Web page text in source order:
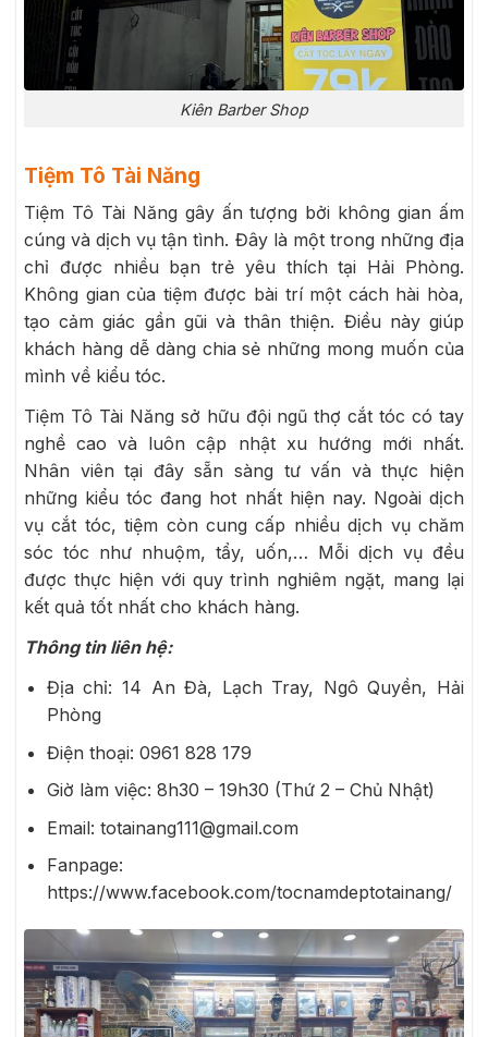
Kiên Barber Shop
Tiệm Tô Tài Năng
Tiệm Tô Tài Năng gây ấn tượng bởi không gian ấm
cúng và dịch vụ tận tình. Đây là một trong những địa
chỉ được nhiều bạn trẻ yêu thích tại Hải Phòng.
Không gian của tiệm được bài trí một cách hài hòa,
tạo cảm giác gần gũi và thân thiện. Điều này giúp
khách hàng dễ dàng chia sẻ những mong muốn của
mình về kiểu tóc.
Tiệm Tô Tài Năng sở hữu đội ngũ thợ cắt tóc có tay
nghề cao và luôn cập nhật xu hướng mới nhất.
Nhân viên tại đây sẵn sàng tư vấn và thực hiện
những kiểu tóc đang hot nhất hiện nay. Ngoài dịch
vụ cắt tóc, tiệm còn cung cấp nhiều dịch vụ chăm
sóc tóc như nhuộm, tẩy, uốn,… Mỗi dịch vụ đều
được thực hiện với quy trình nghiêm ngặt, mang lại
kết quả tốt nhất cho khách hàng.
Thông tin liên hệ:
Địa chỉ: 14 An Đà, Lạch Tray, Ngô Quyền, Hải
Phòng
Điện thoại: 0961 828 179
Giờ làm việc: 8h30 – 19h30 (Thứ 2 – Chủ Nhật)
Email: totainang111@gmail.com
Fanpage:
https://www.facebook.com/tocnamdeptotainang/